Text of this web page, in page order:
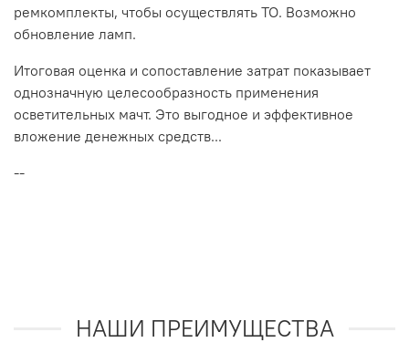
ремкомплекты, чтобы осуществлять ТО. Возможно
обновление ламп.
Итоговая оценка и сопоставление затрат показывает
однозначную целесообразность применения
осветительных мачт. Это выгодное и эффективное
вложение денежных средств...
--
НАШИ ПРЕИМУЩЕСТВА